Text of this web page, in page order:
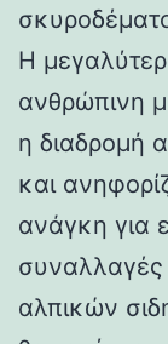
Η
ανθρώπινη
η διαδρομή
και
ανάγκη για
συναλλαγές
αλπικών